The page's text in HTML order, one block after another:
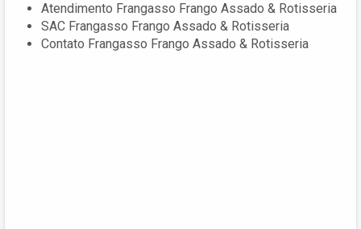
Atendimento Frangasso Frango Assado & Rotisseria
SAC Frangasso Frango Assado & Rotisseria
Contato Frangasso Frango Assado & Rotisseria